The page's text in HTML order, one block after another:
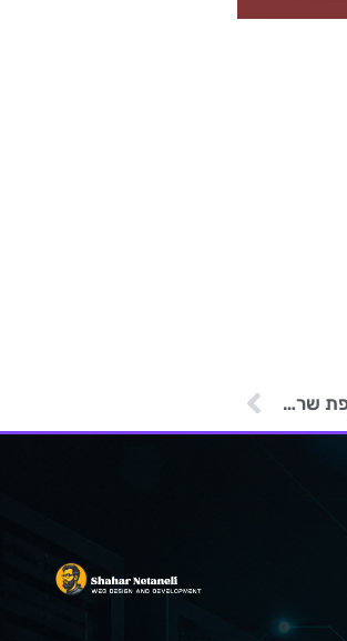
האקרים צפון קוריאנים פגעו במאות קורבנות ברחבי העולם במתקפת שרשרת אספקה